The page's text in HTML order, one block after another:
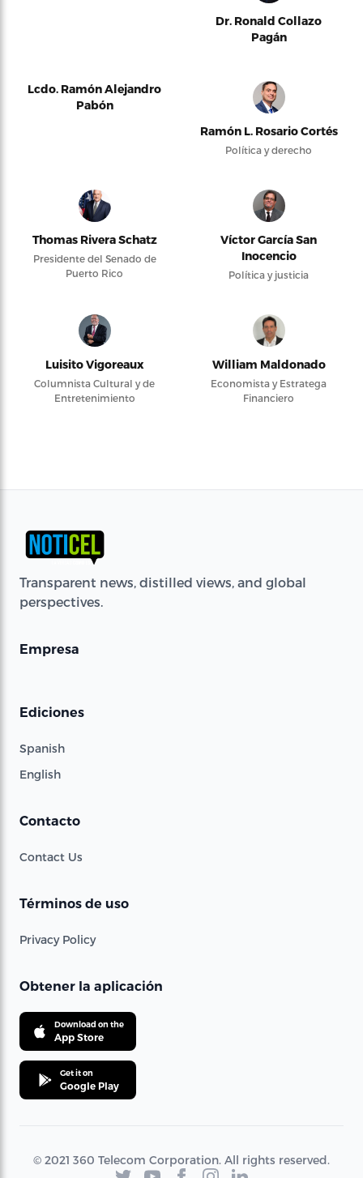
Dr. Ronald Collazo
Pagán
Lcdo. Ramón Alejandro
Pabón
Ramón L. Rosario Cortés
Política y derecho
Thomas Rivera Schatz
Presidente del Senado de
Puerto Rico
Víctor García San
Inocencio
Política y justicia
Luisito Vigoreaux
Columnista Cultural y de
Entretenimiento
William Maldonado
Economista y Estratega
Financiero
Transparent news, distilled views, and global
perspectives.
Empresa
Ediciones
Spanish
English
Contacto
Contact Us
Términos de uso
Privacy Policy
Obtener la aplicación
Download on the
App Store
Get it on
Google Play
© 2021 360 Telecom Corporation. All rights reserved.